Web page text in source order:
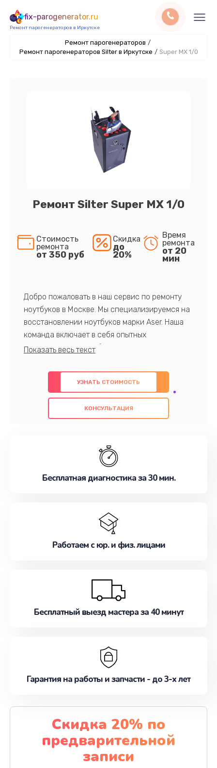
fix-parogenerator.ru
Ремонт парогенераторов в Иркутске
Ремонт парогенераторов /
Ремонт парогенераторов Silter в Иркутске / Super MX 1/0
Ремонт Silter Super MX 1/0
Стоимость
ремонта
от 350 руб
Скидка
до
20%
Время
ремонта
от 20
мин
Добро пожаловать в наш сервис по ремонту
ноутбуков в Москве. Мы специализируемся на
восстановлении ноутбуков марки Aser. Наша
команда включает в себя опытных
профессионалов с обширными знаниями и
предлагаем быстрый и качественный ремонт с
использованием оригинальных компонентов, а
также гарантируем качество всех
проведенных работ. Наша цель - предоставить
наилучшим образом. Не медлите записаться на
УЗНАТЬ СТОИМОСТЬ
КОНСУЛЬТАЦИЯ
Бесплатная диагностика за 30 мин.
Работаем с юр. и физ. лицами
Бесплатный выезд мастера за 40 минут
Гарантия на работы и запчасти - до 3-х лет
Скидка 20% по
предварительной
записи